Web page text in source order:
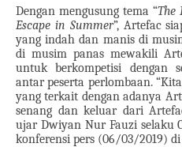
Dengan mengusung tema “The
Escape in Summer”, Artefac
yang indah dan manis di
di musim panas mewakili
untuk berkompetisi dengan
antar peserta perlombaan.
yang terkait dengan adanya
senang dan keluar dari
ujar Dwiyan Nur Fauzi selaku
konferensi pers (06/03/2019)